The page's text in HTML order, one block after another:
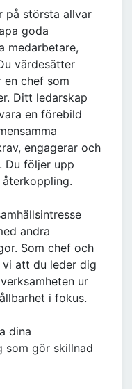
på största allvar
goda
medarbetare,
värdesätter
en chef som
Ditt ledarskap
en förebild
engagerar och
Du följer upp
andra
Som chef och
att du leder dig
ur
i fokus.
dina
som gör skillnad